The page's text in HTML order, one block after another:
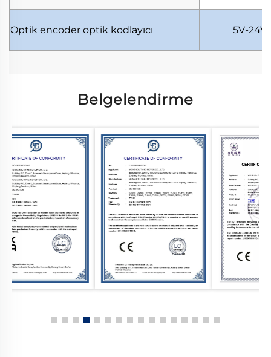
Optik encoder optik kodlayıcı 5V-24V
Belgelendirme